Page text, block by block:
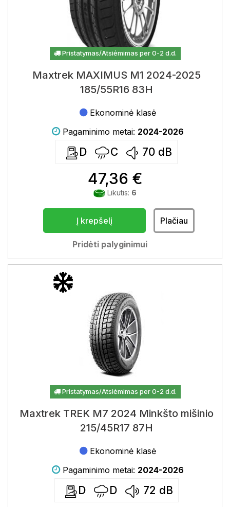
Pristatymas/Atsiėmimas per 0-2 d.d.
Maxtrek MAXIMUS M1 2024-2025
185/55R16 83H
Ekonominė klasė
Pagaminimo metai: 2024-2026
D C 70 dB
47,36 €
Likutis: 6
Į krepšelį Plačiau
Pridėti palyginimui
Pristatymas/Atsiėmimas per 0-2 d.d.
Maxtrek TREK M7 2024 Minkšto mišinio
215/45R17 87H
Ekonominė klasė
Pagaminimo metai: 2024-2026
D D 72 dB